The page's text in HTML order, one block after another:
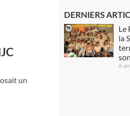
un
DERNIERS
Le
la
6